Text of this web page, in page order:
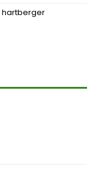
hartberger